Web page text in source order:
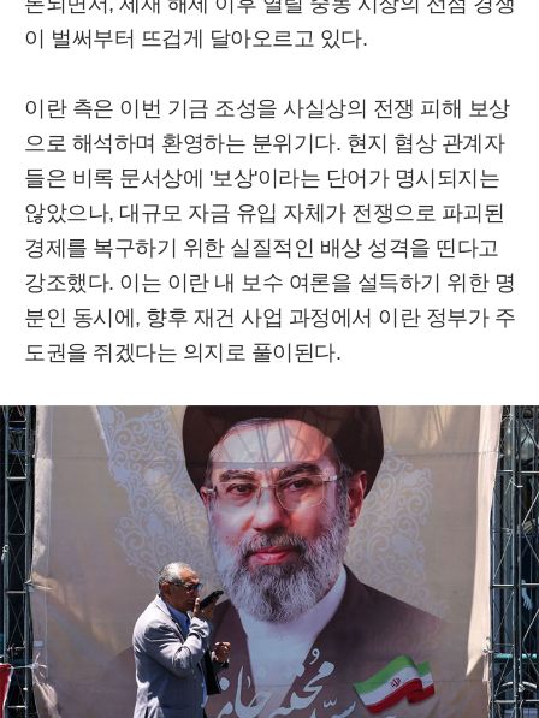
이 벌써부터 뜨겁게 달아오르고 있다.
이란 측은 이번 기금 조성을 사실상의 전쟁 피해 보상
으로 해석하며 환영하는 분위기다. 현지 협상 관계자
들은 비록 문서상에 '보상'이라는 단어가 명시되지는
않았으나, 대규모 자금 유입 자체가 전쟁으로 파괴된
경제를 복구하기 위한 실질적인 배상 성격을 띤다고
강조했다. 이는 이란 내 보수 여론을 설득하기 위한 명
분인 동시에, 향후 재건 사업 과정에서 이란 정부가 주
도권을 쥐겠다는 의지로 풀이된다.